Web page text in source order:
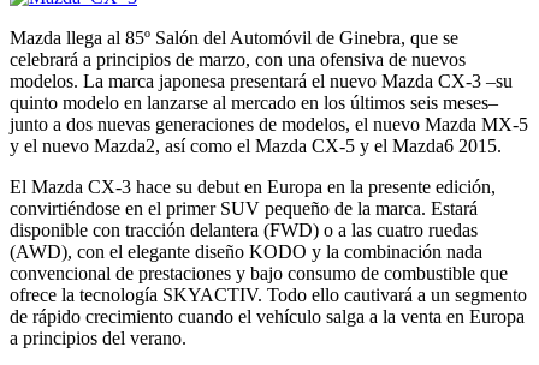
Mazda llega al 85º Salón del Automóvil de Ginebra, que se
celebrará a principios de marzo, con una ofensiva de nuevos
modelos. La marca japonesa presentará el nuevo Mazda CX-3 –su
quinto modelo en lanzarse al mercado en los últimos seis meses–
junto a dos nuevas generaciones de modelos, el nuevo Mazda MX-5
y el nuevo Mazda2, así como el Mazda CX-5 y el Mazda6 2015.
El Mazda CX-3 hace su debut en Europa en la presente edición,
convirtiéndose en el primer SUV pequeño de la marca. Estará
disponible con tracción delantera (FWD) o a las cuatro ruedas
(AWD), con el elegante diseño KODO y la combinación nada
convencional de prestaciones y bajo consumo de combustible que
ofrece la tecnología SKYACTIV. Todo ello cautivará a un segmento
de rápido crecimiento cuando el vehículo salga a la venta en Europa
a principios del verano.